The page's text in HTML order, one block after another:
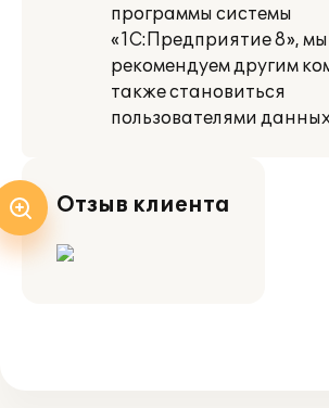
программы системы
«1С:Предприятие 8», мы
рекомендуем другим
также становиться
пользователями
Отзыв клиента